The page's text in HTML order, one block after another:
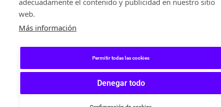
adecuadamente el contenido y publicidad en nuestro sitio
web.
Más información
Permitir todas las cookies
Denegar todo